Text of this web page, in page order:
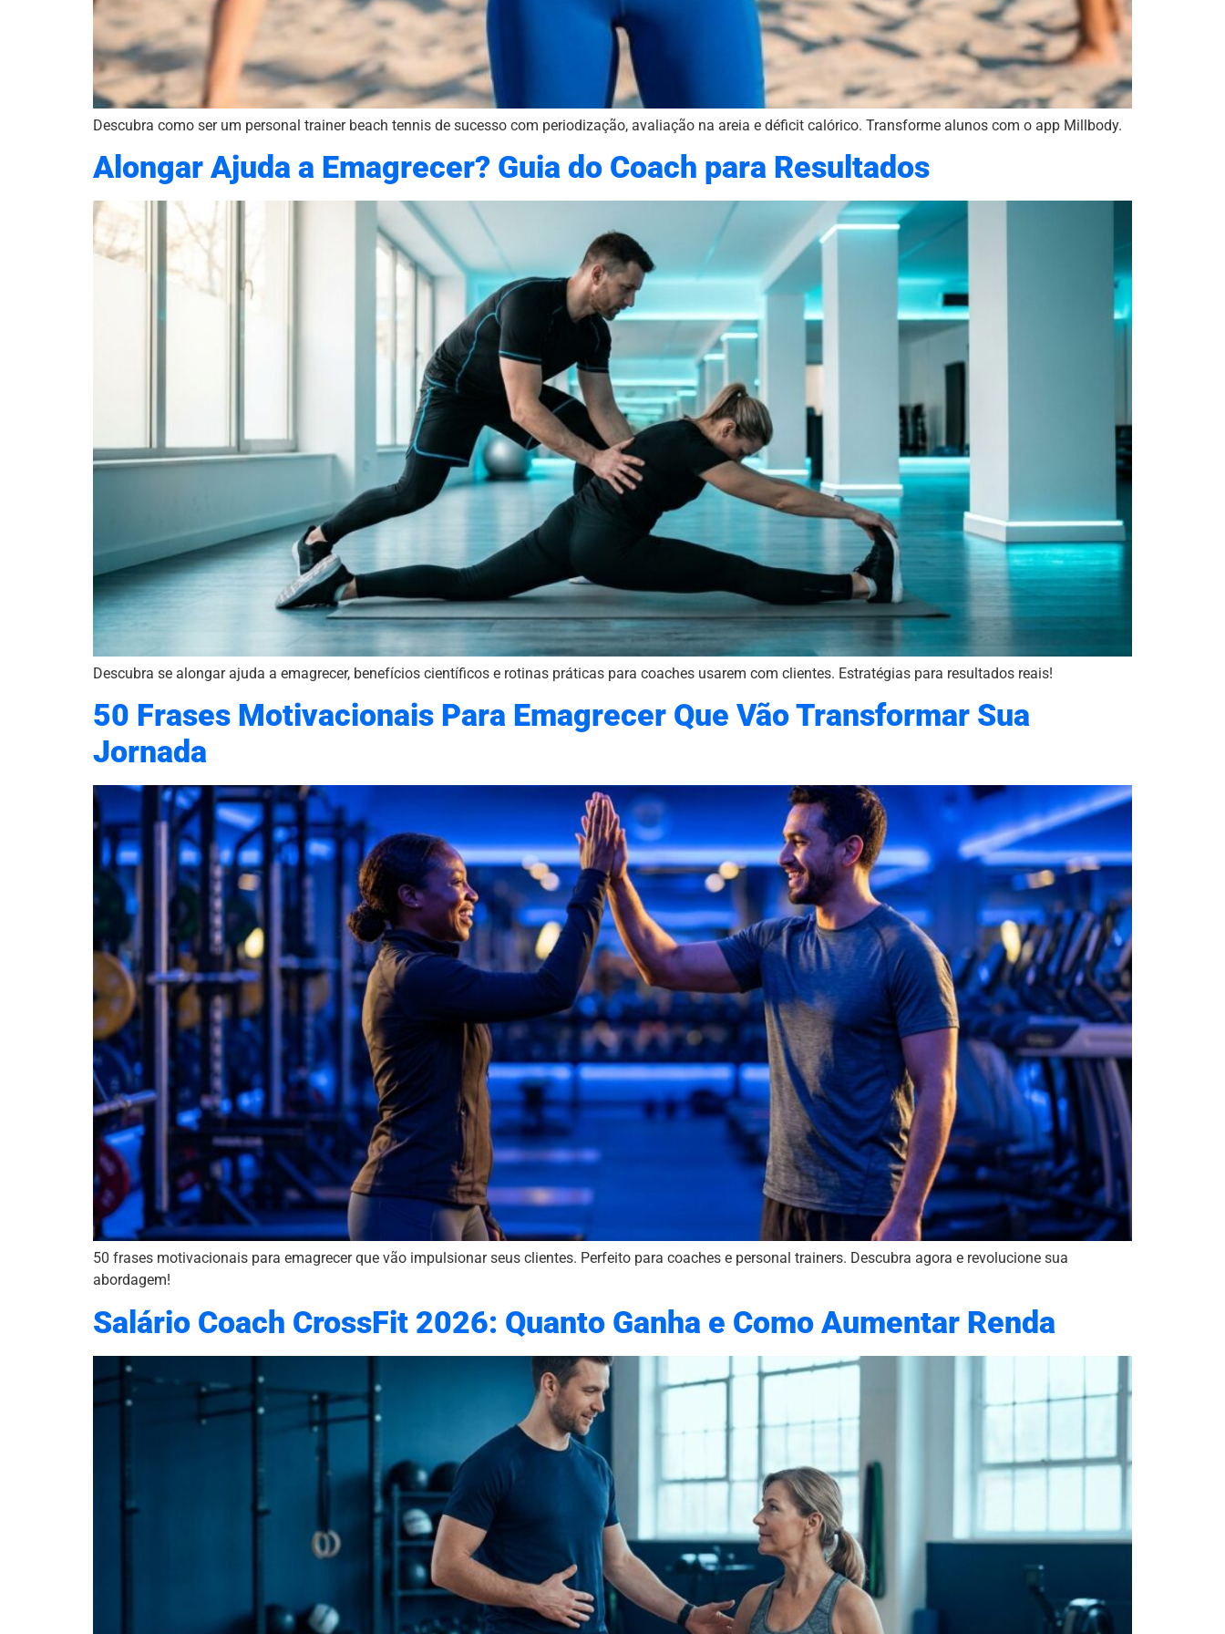
Descubra como ser um personal trainer beach tennis de sucesso com periodização, avaliação na areia e déficit calórico. Transforme alunos com o app Millbody.
Alongar Ajuda a Emagrecer? Guia do Coach para Resultados
Descubra se alongar ajuda a emagrecer, benefícios científicos e rotinas práticas para coaches usarem com clientes. Estratégias para resultados reais!
50 Frases Motivacionais Para Emagrecer Que Vão Transformar Sua
Jornada
50 frases motivacionais para emagrecer que vão impulsionar seus clientes. Perfeito para coaches e personal trainers. Descubra agora e revolucione sua
abordagem!
Salário Coach CrossFit 2026: Quanto Ganha e Como Aumentar Renda